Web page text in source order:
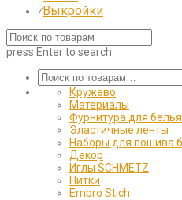
⁄Выкройки
press Enterto search
Искать:
Кружево
Материалы
Фурнитура для белья
Эластичные ленты
Наборы для пошива
Декор
Иглы SCHMETZ
Нитки
Embro Stich